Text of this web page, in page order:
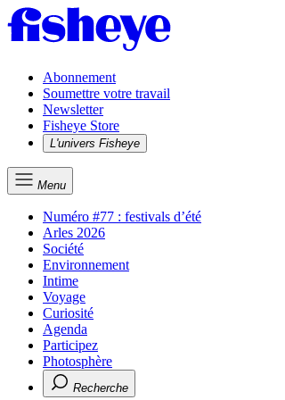
Abonnement
Soumettre votre travail
Newsletter
Fisheye Store
L'univers Fisheye
Menu
Numéro #77 : festivals d’été
Arles 2026
Société
Environnement
Intime
Voyage
Curiosité
Agenda
Participez
Photosphère
Recherche